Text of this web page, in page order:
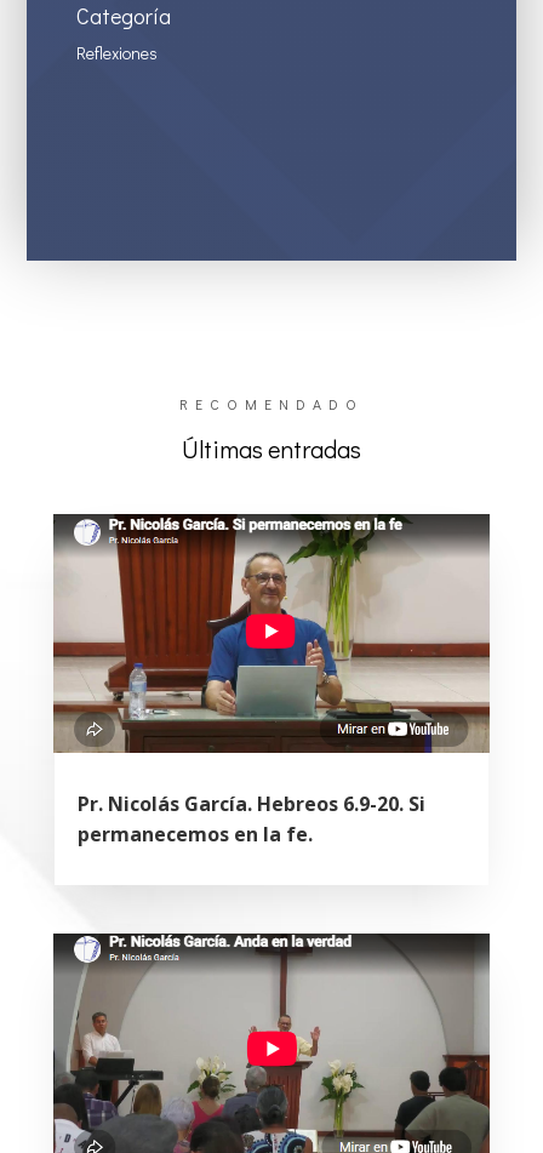
Categoría
Reflexiones
RECOMENDADO
Últimas entradas
Pr. Nicolás García. Hebreos 6.9-20. Si
permanecemos en la fe.